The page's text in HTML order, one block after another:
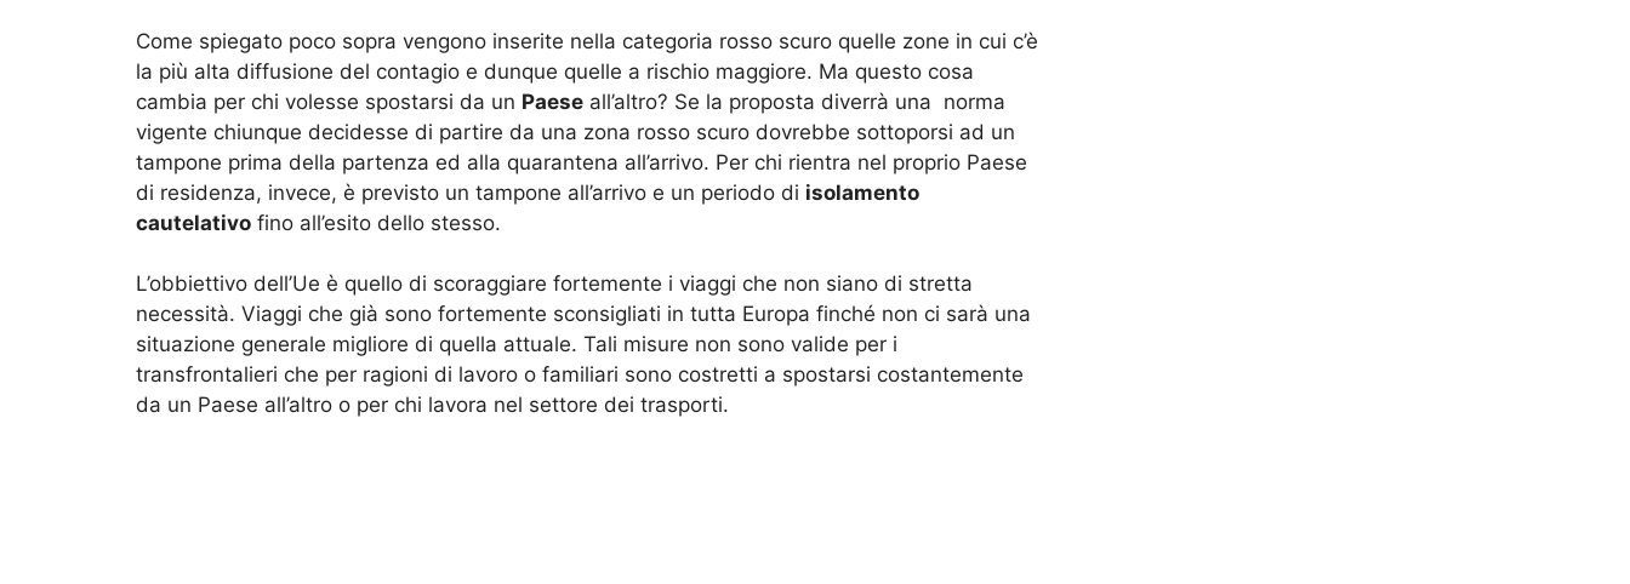
Come spiegato poco sopra vengono inserite nella categoria rosso scuro quelle zone in cui c’è
la più alta diffusione del contagio e dunque quelle a rischio maggiore. Ma questo cosa
cambia per chi volesse spostarsi da un Paese all’altro? Se la proposta diverrà una norma
vigente chiunque decidesse di partire da una zona rosso scuro dovrebbe sottoporsi ad un
tampone prima della partenza ed alla quarantena all’arrivo. Per chi rientra nel proprio Paese
di residenza, invece, è previsto un tampone all’arrivo e un periodo di isolamento
cautelativo fino all’esito dello stesso.
L’obbiettivo dell’Ue è quello di scoraggiare fortemente i viaggi che non siano di stretta
necessità. Viaggi che già sono fortemente sconsigliati in tutta Europa finché non ci sarà una
situazione generale migliore di quella attuale. Tali misure non sono valide per i
transfrontalieri che per ragioni di lavoro o familiari sono costretti a spostarsi costantemente
da un Paese all’altro o per chi lavora nel settore dei trasporti.